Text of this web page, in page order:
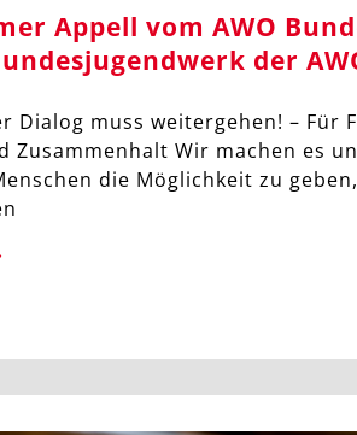
Appell vom AWO
der
Dialog muss weitergehen! – Für
Zusammenhalt Wir machen es
die Möglichkeit zu